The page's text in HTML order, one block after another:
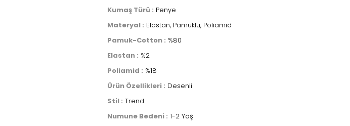
Kumaş Türü : Penye
Materyal : Elastan, Pamuklu, Poliamid
Pamuk-Cotton : %80
Elastan : %2
Poliamid : %18
Ürün Özellikleri : Desenli
Stil : Trend
Numune Bedeni : 1-2 Yaş